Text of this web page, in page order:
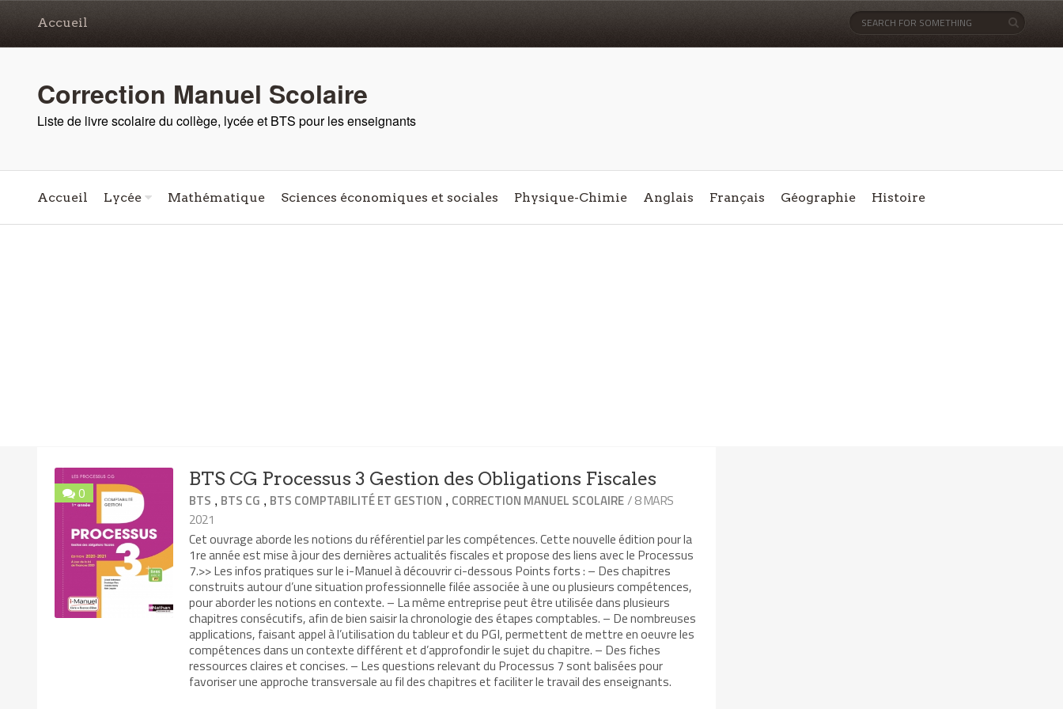
Accueil
Correction Manuel Scolaire
Liste de livre scolaire du collège, lycée et BTS pour les enseignants
Accueil Lycée Mathématique Sciences économiques et sociales Physique-Chimie Anglais Français Géographie Histoire
0
BTS CG Processus 3 Gestion des Obligations Fiscales
BTS , BTS CG , BTS COMPTABILITÉ ET GESTION , CORRECTION MANUEL SCOLAIRE/ 8 MARS
2021
Cet ouvrage aborde les notions du référentiel par les compétences. Cette nouvelle édition pour la
1re année est mise à jour des dernières actualités fiscales et propose des liens avec le Processus
7.>> Les infos pratiques sur le i-Manuel à découvrir ci-dessous Points forts : – Des chapitres
construits autour d’une situation professionnelle filée associée à une ou plusieurs compétences,
pour aborder les notions en contexte. – La même entreprise peut être utilisée dans plusieurs
chapitres consécutifs, afin de bien saisir la chronologie des étapes comptables. – De nombreuses
applications, faisant appel à l’utilisation du tableur et du PGI, permettent de mettre en oeuvre les
compétences dans un contexte différent et d’approfondir le sujet du chapitre. – Des fiches
ressources claires et concises. – Les questions relevant du Processus 7 sont balisées pour
favoriser une approche transversale au fil des chapitres et faciliter le travail des enseignants.